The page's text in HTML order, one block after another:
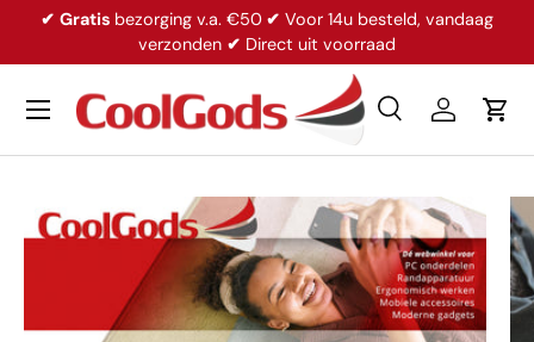
Ga naar inhoud
✔ Gratis bezorging v.a. €50 ✔ Voor 14u besteld, vandaag
verzonden ✔ Direct uit voorraad
Zoeken
Productsoort
ZoekenInloggen
Menu